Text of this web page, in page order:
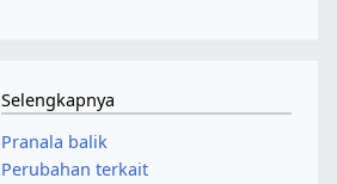
Selengkapnya
Pranala balik
Perubahan terkait